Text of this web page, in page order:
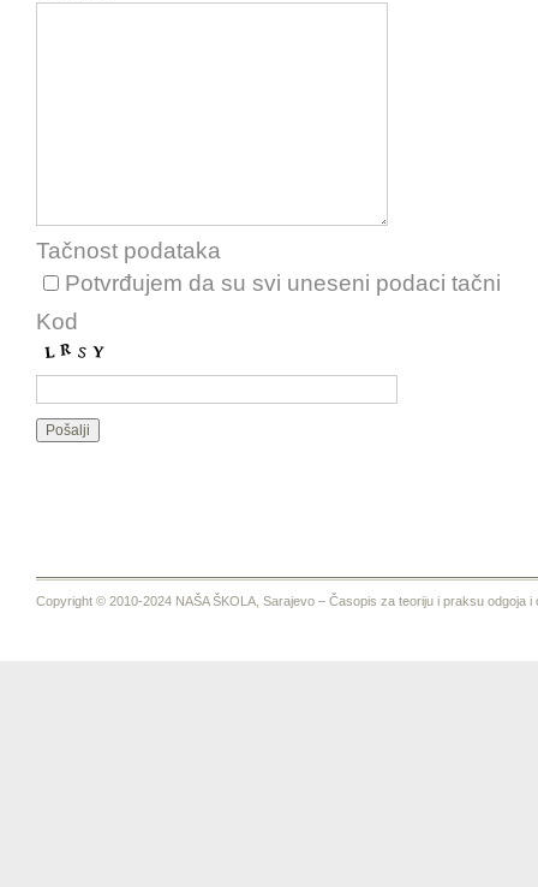
Tačnost podataka
Potvrđujem da su svi uneseni podaci tačni
Kod
Copyright © 2010-2024 NAŠA ŠKOLA, Sarajevo – Časopis za teoriju i praksu odgoja